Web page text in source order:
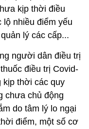
kịp thời điều
lộ nhiều điểm yếu
lý các cấp...
người dân điều trị
điều trị Covid-
kịp thời các quy
chưa chủ động
do tâm lý lo ngại
điểm, một số cơ